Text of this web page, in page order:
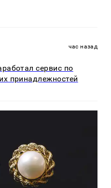
час назад
сервис по
принадлежностей